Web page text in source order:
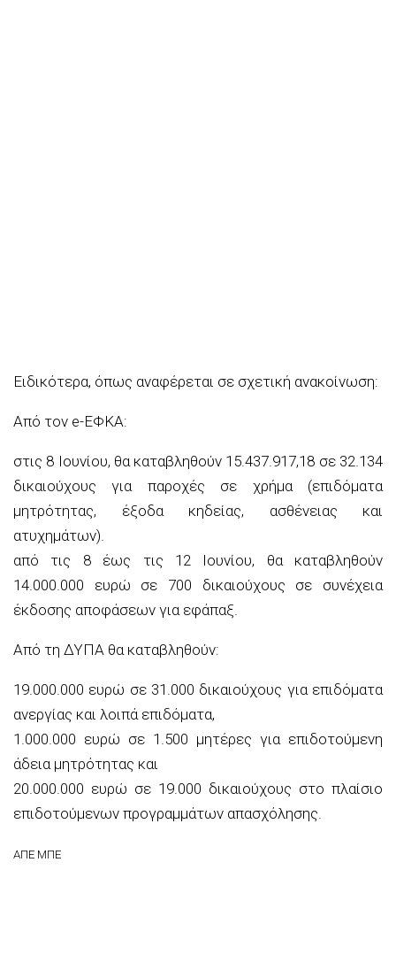
Ειδικότερα, όπως αναφέρεται σε σχετική ανακοίνωση:
Από τον e-ΕΦΚΑ:
στις 8 Ιουνίου, θα καταβληθούν 15.437.917,18 σε 32.134
δικαιούχους για παροχές σε χρήμα (επιδόματα
μητρότητας, έξοδα κηδείας, ασθένειας και
ατυχημάτων).
από τις 8 έως τις 12 Ιουνίου, θα καταβληθούν
14.000.000 ευρώ σε 700 δικαιούχους σε συνέχεια
έκδοσης αποφάσεων για εφάπαξ.
Από τη ΔΥΠΑ θα καταβληθούν:
19.000.000 ευρώ σε 31.000 δικαιούχους για επιδόματα
ανεργίας και λοιπά επιδόματα,
1.000.000 ευρώ σε 1.500 μητέρες για επιδοτούμενη
άδεια μητρότητας και
20.000.000 ευρώ σε 19.000 δικαιούχους στο πλαίσιο
επιδοτούμενων προγραμμάτων απασχόλησης.
ΑΠΕ ΜΠΕ